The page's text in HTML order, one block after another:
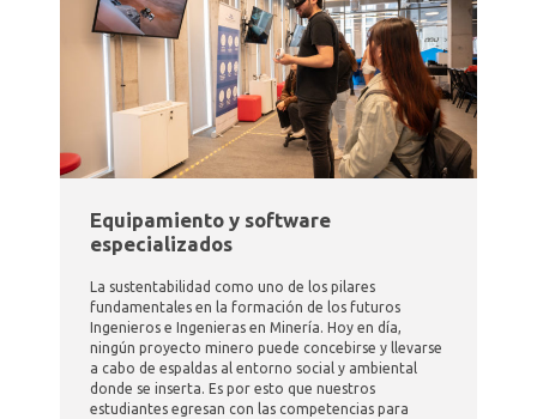
Equipamiento y software
especializados
La sustentabilidad como uno de los pilares
fundamentales en la formación de los futuros
Ingenieros e Ingenieras en Minería. Hoy en día,
ningún proyecto minero puede concebirse y llevarse
a cabo de espaldas al entorno social y ambiental
donde se inserta. Es por esto que nuestros
estudiantes egresan con las competencias para